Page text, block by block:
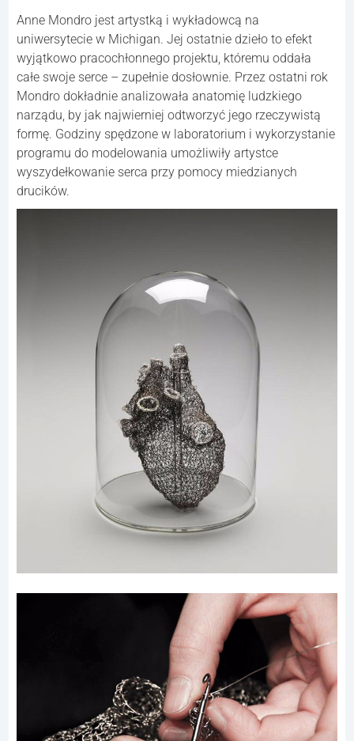
Anne Mondro jest artystką i wykładowcą na
uniwersytecie w Michigan. Jej ostatnie dzieło to efekt
wyjątkowo pracochłonnego projektu, któremu oddała
całe swoje serce – zupełnie dosłownie. Przez ostatni rok
Mondro dokładnie analizowała anatomię ludzkiego
narządu, by jak najwierniej odtworzyć jego rzeczywistą
formę. Godziny spędzone w laboratorium i wykorzystanie
programu do modelowania umożliwiły artystce
wyszydełkowanie serca przy pomocy miedzianych
drucików.